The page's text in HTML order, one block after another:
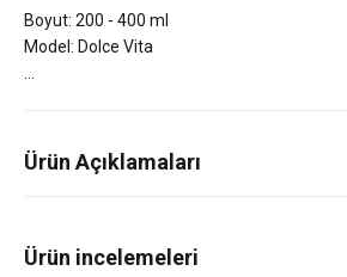
Boyut: 200 - 400 ml
Model: Dolce Vita
Ürün Açıklamaları